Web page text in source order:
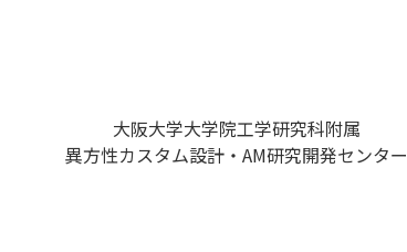
大阪大学大学院工学研究科附属
異方性カスタム設計・AM研究開発センター